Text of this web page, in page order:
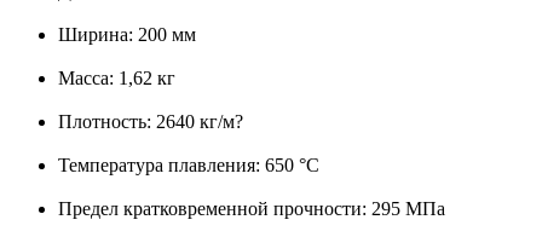
Ширина: 200 мм
Масса: 1,62 кг
Плотность: 2640 кг/м?
Температура плавления: 650 °C
Предел кратковременной прочности: 295 МПа